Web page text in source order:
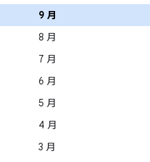
9 月
8 月
7 月
6 月
5 月
4 月
3 月